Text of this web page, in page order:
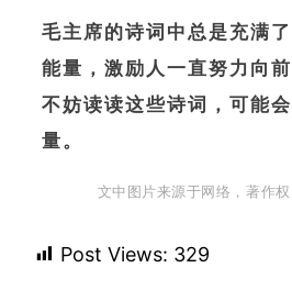
毛主席的诗词中总是充满
能量，激励人一直努力向
不妨读读这些诗词，可能
量。
文中图片来源于网络，著作权
Post Views: 329